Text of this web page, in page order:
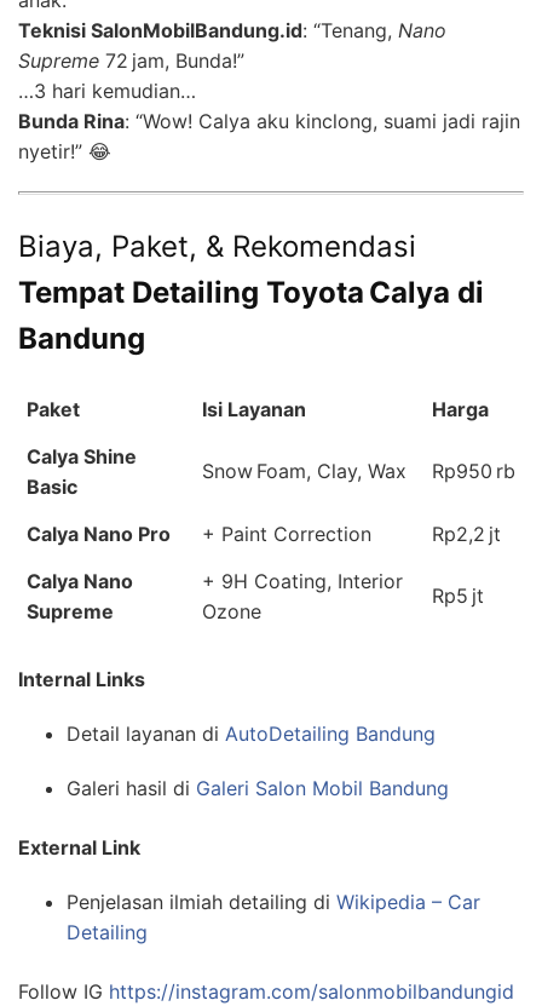
Teknisi SalonMobilBandung.id: “Tenang, Nano
Supreme 72 jam, Bunda!”
…3 hari kemudian…
Bunda Rina: “Wow! Calya aku kinclong, suami jadi rajin
nyetir!” 😂
Biaya, Paket, & Rekomendasi
Tempat Detailing Toyota Calya di
Bandung
Paket Isi Layanan
Harga
Calya Shine
Basic
Snow Foam, Clay, Wax Rp950 rb
Calya Nano Pro + Paint Correction
Rp2,2 jt
Calya Nano
Supreme
+ 9H Coating, Interior
Ozone
Rp5 jt
Internal Links
Detail layanan di AutoDetailing Bandung
Galeri hasil di Galeri Salon Mobil Bandung
External Link
Penjelasan ilmiah detailing di Wikipedia – Car
Detailing
Follow IG https://instagram.com/salonmobilbandungid